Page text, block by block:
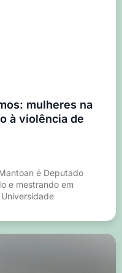
mulheres na
à violência de
é Deputado
e mestrando em